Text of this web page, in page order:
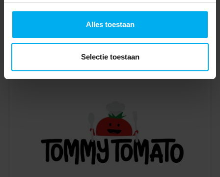
Alles toestaan
Selectie toestaan